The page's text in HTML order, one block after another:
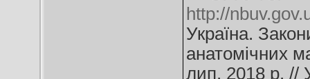
http://
Україна.
анатомічних
лип. 2018 р.